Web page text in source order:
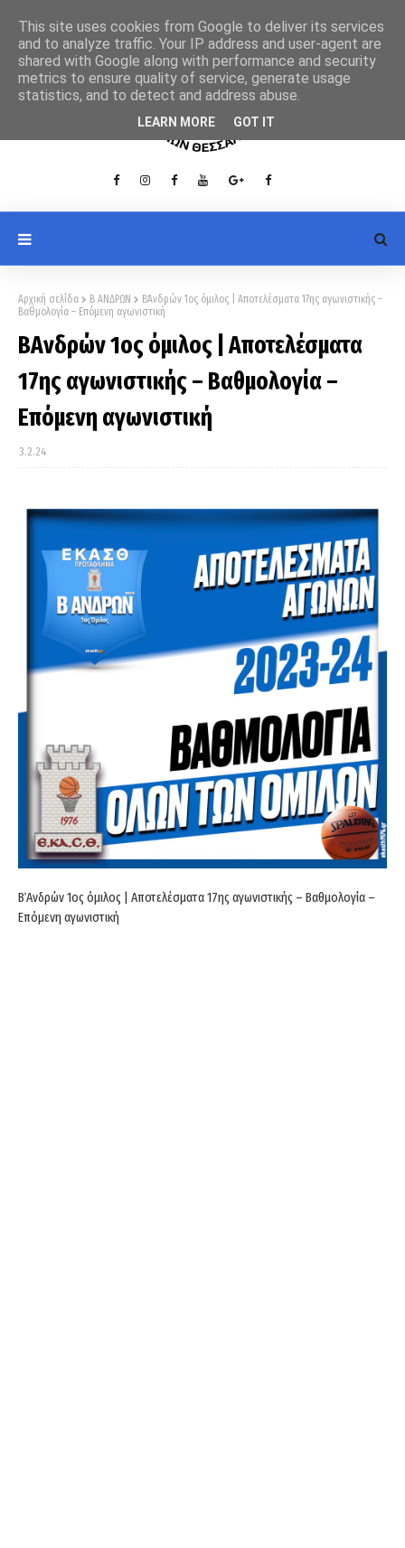
Αρχική σελίδα Β ΑΝΔΡΩΝ
Β΄Ανδρών 1ος όμιλος | Αποτελέσματα 17ης αγωνιστικής –
Βαθμολογία – Επόμενη αγωνιστική
Β΄Ανδρών 1ος όμιλος | Αποτελέσματα
17ης αγωνιστικής – Βαθμολογία –
Επόμενη αγωνιστική
3.2.24
Β΄Ανδρών 1ος όμιλος | Αποτελέσματα 17ης αγωνιστικής – Βαθμολογία –
Επόμενη αγωνιστική
This site uses cookies from Google to deliver its services
and to analyze traffic. Your IP address and user-agent are
shared with Google along with performance and security
metrics to ensure quality of service, generate usage
statistics, and to detect and address abuse.
LEARN MORE GOT IT